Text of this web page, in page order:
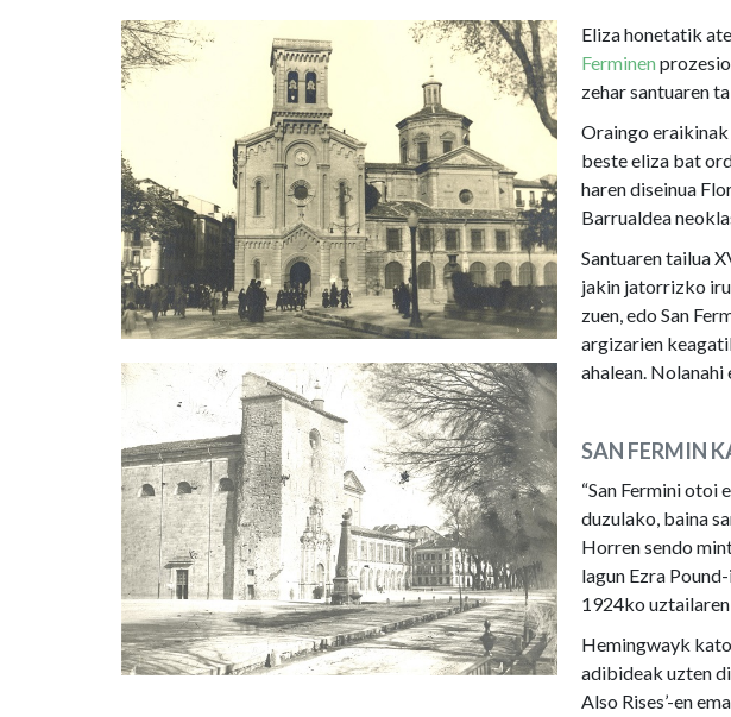
Irudia
Irudia
Eliza honetatik
Ferminen
zehar santuaren
Oraingo
beste eliza bat
haren diseinua
Barrualdea
Santuaren tailua
jakin jatorrizko
zuen, edo San
argizarien
ahalean. Nolanahi
SAN FERMIN
“San Fermini otoi
duzulako, baina
Horren sendo
lagun Ezra
1924ko uztailaren
Hemingwayk
adibideak uzten
Also Rises’-en